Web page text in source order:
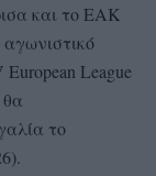
και το ΕΑΚ
League
το